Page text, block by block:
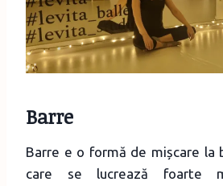
Barre
Barre e o formă de mișcare la
care se lucrează foarte